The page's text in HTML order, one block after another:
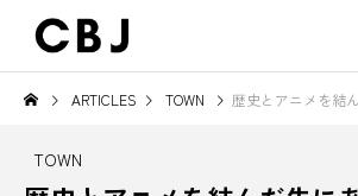
TOP ARTICLES RANKING EVENT
ARTICLES TOWN 歴史とアニメを結んだ先にあるもの。ポケ
TOWN